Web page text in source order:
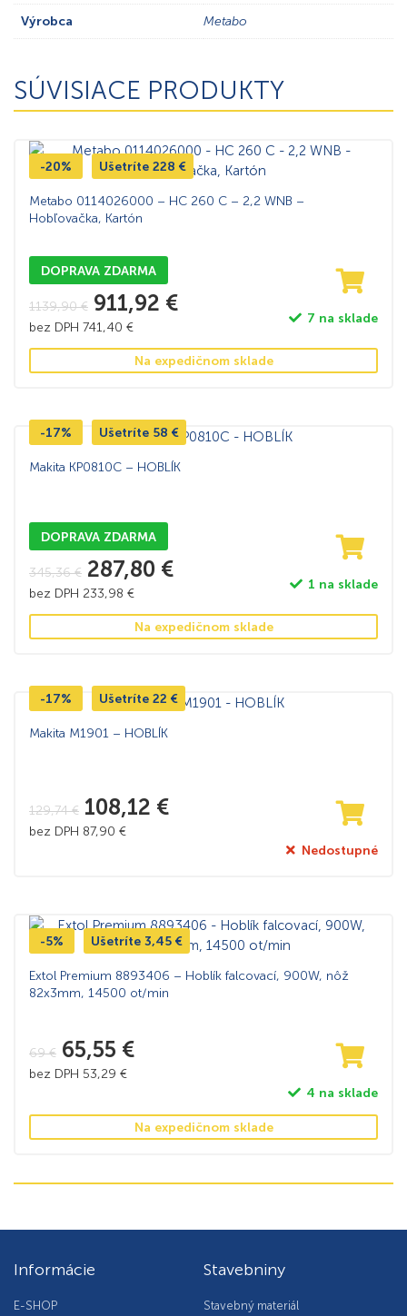
Výrobca Metabo
SÚVISIACE PRODUKTY
-20% Ušetríte 228 €
Metabo 0114026000 – HC 260 C – 2,2 WNB –
Hobľovačka, Kartón
DOPRAVA ZDARMA
1139,90€ 911,92 €
bez DPH 741,40 €
7 na sklade
Na expedičnom sklade
-17% Ušetríte 58 €
Makita KP0810C – HOBLÍK
DOPRAVA ZDARMA
345,36€ 287,80 €
bez DPH 233,98 €
1 na sklade
Na expedičnom sklade
-17% Ušetríte 22 €
Makita M1901 – HOBLÍK
129,74€ 108,12 €
bez DPH 87,90 €
Nedostupné
-5% Ušetríte 3,45 €
Extol Premium 8893406 – Hoblík falcovací, 900W, nôž
82x3mm, 14500 ot/min
69€ 65,55 €
bez DPH 53,29 €
4 na sklade
Na expedičnom sklade
Informácie
E-SHOP
Stavebniny
Stavebný materiál